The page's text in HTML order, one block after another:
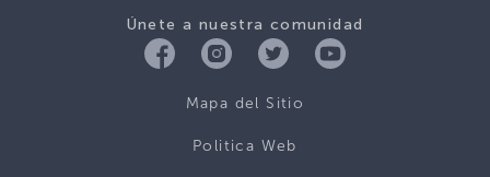
Únete a nuestra comunidad
Mapa del Sitio
Politica Web